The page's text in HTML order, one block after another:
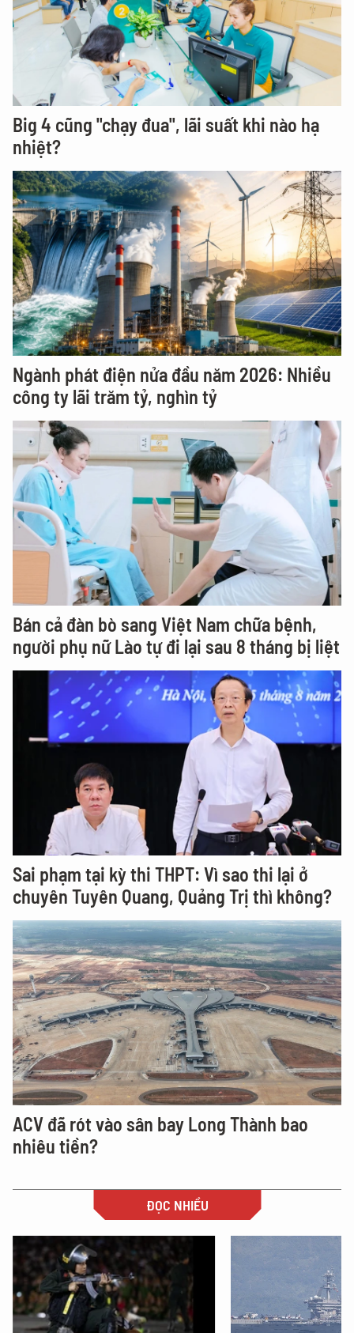
Big 4 cũng "chạy đua", lãi suất khi nào hạ
nhiệt?
Ngành phát điện nửa đầu năm 2026: Nhiều
công ty lãi trăm tỷ, nghìn tỷ
Bán cả đàn bò sang Việt Nam chữa bệnh,
người phụ nữ Lào tự đi lại sau 8 tháng bị liệt
Sai phạm tại kỳ thi THPT: Vì sao thi lại ở
chuyên Tuyên Quang, Quảng Trị thì không?
ACV đã rót vào sân bay Long Thành bao
nhiêu tiền?
ĐỌC NHIỀU